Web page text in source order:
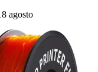
agosto